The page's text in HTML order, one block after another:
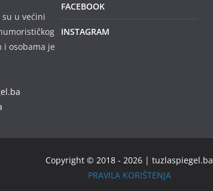
u većini
i osobama je
FACEBOOK
INSTAGRAM
Copyright © 2018 - 2026 | tuzlaspiegel.ba
PRAVILA KORIŠTENJA